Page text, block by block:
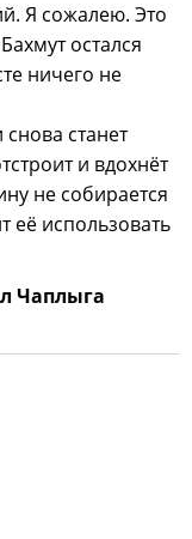
Я сожалею. Это
остался
ничего не
станет
и вдохнёт
не собирается
её использовать
Чаплыга